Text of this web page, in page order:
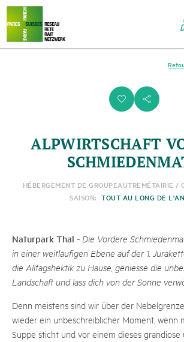
Naviguer
dans
réseau
Navigation
rapide
Vers le contenu principal
Vers la navigation mobile
Vers la recherche
Vers la zone des pieds
Vers le plan du site
i s
ALPWIRTSCHAFT
HÉBERGEMENT DE GROUPEAUTREMÉTAIRIE /
SAISON: TOUT AU LONG DE
Naturpark Thal - Die Vordere
in einer weitläufigen Ebene auf der 1.
die Alltagshektik zu Hause, geniesse die
Landschaft und lass dich von der Sonne
Denn meistens sind wir über der
wieder ein unbeschreiblicher Moment, wenn
Suppe sticht und vor einem dieses grandiose